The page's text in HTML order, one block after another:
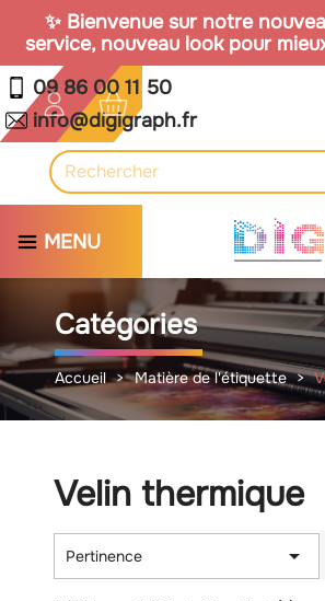
✨ Bienvenue sur notre
service, nouveau look pour
MENU
09 86 00 11 50
info@digigraph.fr
Catégories
Accueil Matière de l'étiquette
Velin thermique
Pertinence 